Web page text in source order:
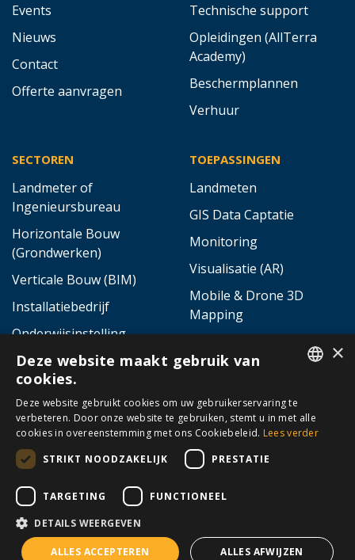
Events
Nieuws
Contact
Offerte aanvragen
Technische support
Opleidingen (AllTerra
Academy)
Beschermplannen
Verhuur
SECTOREN
Landmeter of
Ingenieursbureau
Horizontale Bouw
(Grondwerken)
Verticale Bouw (BIM)
Installatiebedrijf
Onderwijsinstelling
TOEPASSINGEN
Landmeten
GIS Data Captatie
Monitoring
Visualisatie (AR)
Mobile & Drone 3D
Mapping
Robotische layout en
Fiber-to-the-Home
Off-site productie van
structurele
CONTACT
Terratech Belux bv
FRENCH
×
Deze website maakt gebruik van
cookies.
Deze website gebruikt cookies om uw gebruikerservaring te
verbeteren. Door onze website te gebruiken, stemt u in met alle
cookies in overeenstemming met ons Cookiebeleid. Lees verder
STRIKT NOODZAKELIJK
PRESTATIE
TARGETING FUNCTIONEEL
DETAILS WEERGEVEN
ALLES ACCEPTEREN ALLES AFWIJZEN